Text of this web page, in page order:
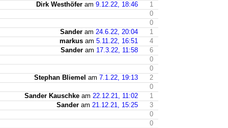
Dirk Westhöfer am 9.12.22, 18:46
1
0
0
Sander am 24.6.22, 20:04
1
markus am 5.11.22, 16:51
4
Sander am 17.3.22, 11:58
6
0
0
Stephan Bliemel am 7.1.22, 19:13
2
0
Sander Kauschke am 22.12.21, 11:02
1
Sander am 21.12.21, 15:25
3
0
0